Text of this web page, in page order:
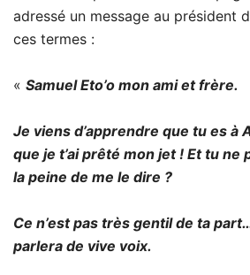
adressé un message au président
ces termes :
« Samuel Eto’o mon ami et frère.
Je viens d’apprendre que tu es à
que je t’ai prêté mon jet ! Et tu ne
la peine de me le dire ?
Ce n’est pas très gentil de ta
parlera de vive voix.